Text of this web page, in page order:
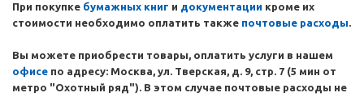
При покупке бумажных книг и документации кроме их
стоимости необходимо оплатить также почтовые расходы.
Вы можете приобрести товары, оплатить услуги в нашем
офисе по адресу: Москва, ул. Тверская, д. 9, стр. 7 (5 мин от
метро "Охотный ряд"). В этом случае почтовые расходы не